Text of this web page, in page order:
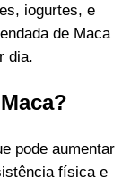
iogurtes, e
de Maca
dia.
pode aumentar
física e